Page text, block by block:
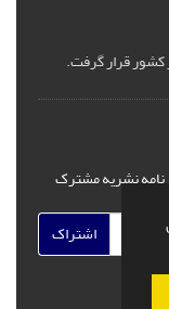
قرار گرفت.
نشریه مشترک
اشتراک